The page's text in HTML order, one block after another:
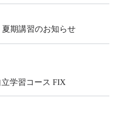
夏期講習のお知らせ
学習コース FIX